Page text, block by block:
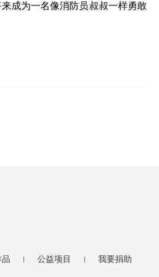
成为一名像消防员叔叔一样勇敢
公益项目 我要捐助